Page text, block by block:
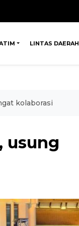
LINTAS DAERAH
kolaborasi
usung